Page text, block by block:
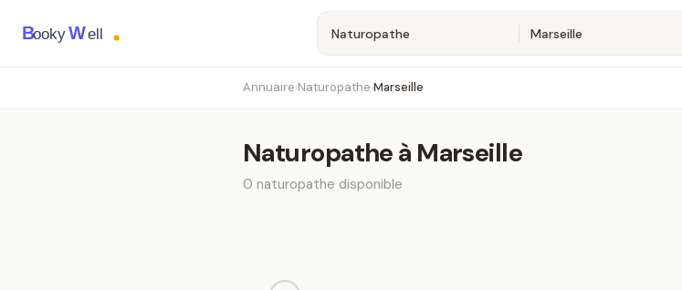
BookyWell
Annuaire›Naturopathe›Marseille
Naturopatheà Marseille
0 naturopathe disponible